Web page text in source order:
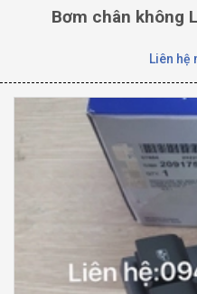
Bơm chân không
Liên hệ